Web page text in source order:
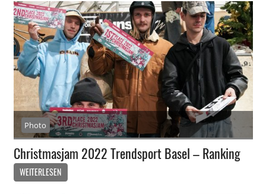
Photo
Christmasjam 2022 Trendsport Basel – Ranking
WEITERLESEN